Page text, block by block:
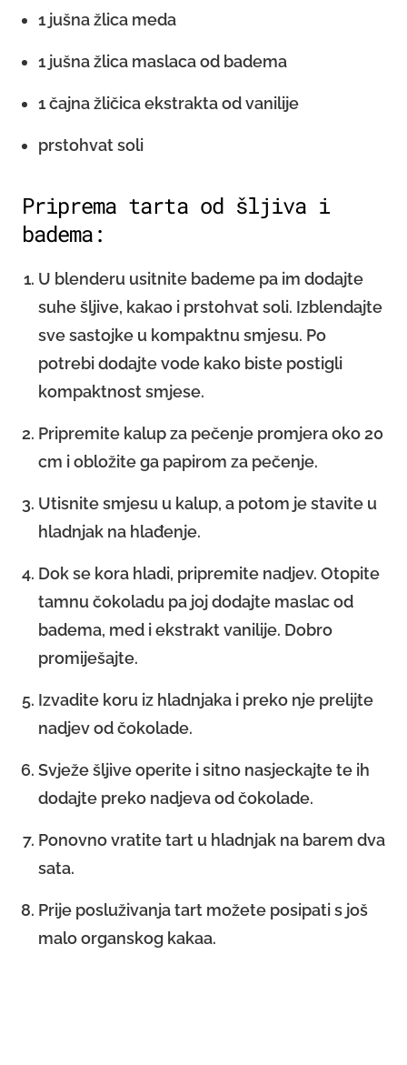
1 jušna žlica meda
1 jušna žlica maslaca od badema
1 čajna žličica ekstrakta od vanilije
prstohvat soli
Priprema tarta od šljiva i
badema:
U blenderu usitnite bademe pa im dodajte
suhe šljive, kakao i prstohvat soli. Izblendajte
sve sastojke u kompaktnu smjesu. Po
potrebi dodajte vode kako biste postigli
kompaktnost smjese.
Pripremite kalup za pečenje promjera oko 20
cm i obložite ga papirom za pečenje.
Utisnite smjesu u kalup, a potom je stavite u
hladnjak na hlađenje.
Dok se kora hladi, pripremite nadjev. Otopite
tamnu čokoladu pa joj dodajte maslac od
badema, med i ekstrakt vanilije. Dobro
promiješajte.
Izvadite koru iz hladnjaka i preko nje prelijte
nadjev od čokolade.
Svježe šljive operite i sitno nasjeckajte te ih
dodajte preko nadjeva od čokolade.
Ponovno vratite tart u hladnjak na barem dva
sata.
Prije posluživanja tart možete posipati s još
malo organskog kakaa.